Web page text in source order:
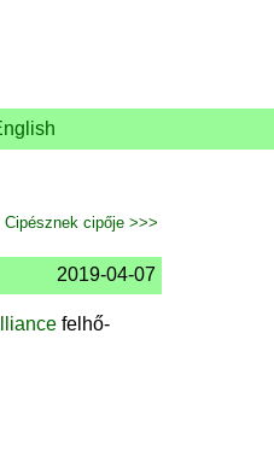
Cipésznek cipője >>>
2019-04-07
felhő-